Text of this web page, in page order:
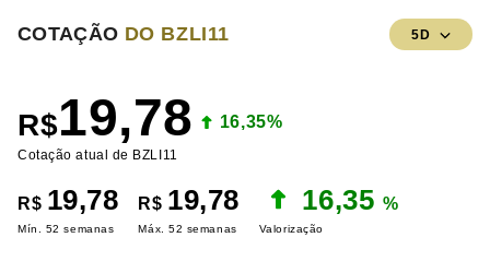
COTAÇÃO DO BZLI11 5D
R$19,78 16,35%
Cotação atual de BZLI11
R$ 19,78
Mín. 52 semanas
R$ 19,78
Máx. 52 semanas
16,35 %
Valorização